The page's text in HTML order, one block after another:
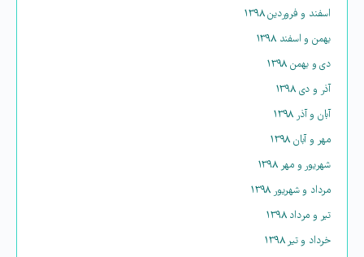
اسفند و فروردین ۱۳۹۸
بهمن و اسفند ۱۳۹۸
دی و بهمن ۱۳۹۸
آذر و دی ۱۳۹۸
آبان و آذر ۱۳۹۸
مهر و آبان ۱۳۹۸
شهریور و مهر ۱۳۹۸
مرداد و شهریور ۱۳۹۸
تیر و مرداد ۱۳۹۸
خرداد و تیر ۱۳۹۸